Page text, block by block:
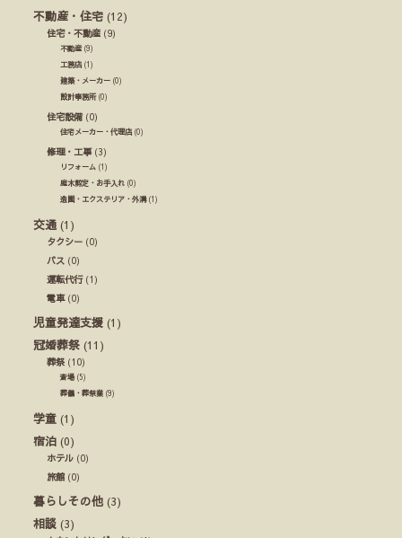
不動産・住宅 (12)
住宅・不動産 (9)
不動産 (9)
工務店 (1)
建築・メーカー (0)
設計事務所(0)
住宅設備(0)
住宅メーカー・代理店 (0)
修理・工事(3)
リフォーム (1)
庭木剪定・お手入れ (0)
造園・エクステリア・外溝(1)
交通 (1)
タクシー (0)
バス (0)
運転代行(1)
電車(0)
児童発達支援 (1)
冠婚葬祭 (11)
葬祭(10)
斎場(5)
葬儀・葬祭業 (9)
学童 (1)
宿泊 (0)
ホテル (0)
旅館 (0)
暮らしその他 (3)
相談 (3)